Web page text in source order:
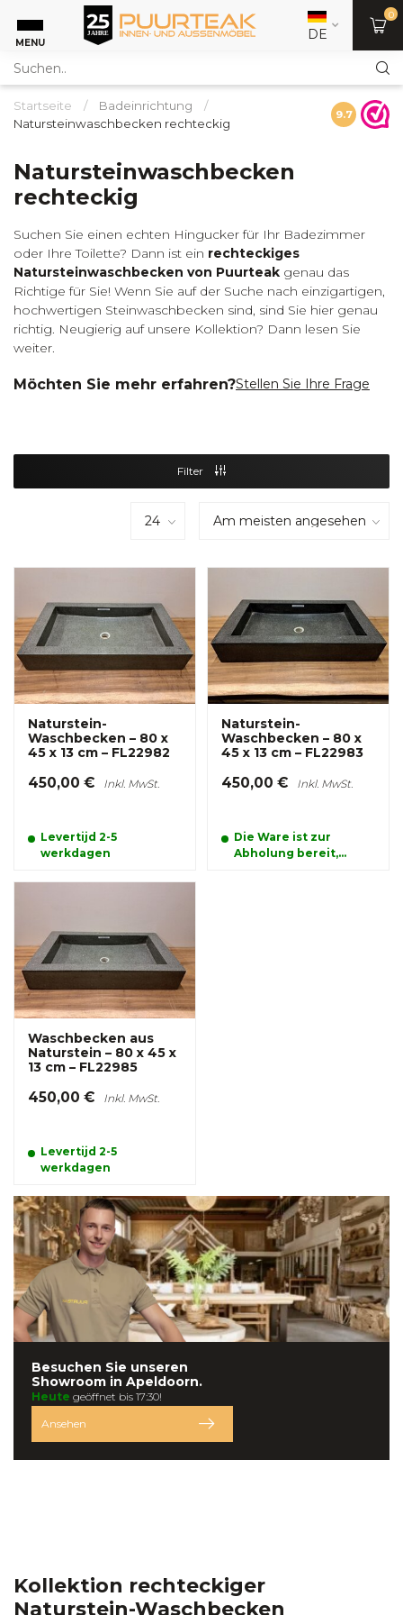
MENU DE
0
Startseite / Badeinrichtung
/
Natursteinwaschbecken rechteckig
9.7
Natursteinwaschbecken
rechteckig
Suchen Sie einen echten Hingucker für Ihr Badezimmer
oder Ihre Toilette? Dann ist ein rechteckiges
Natursteinwaschbecken von Puurteak genau das
Richtige für Sie! Wenn Sie auf der Suche nach einzigartigen,
hochwertigen Steinwaschbecken sind, sind Sie hier genau
richtig. Neugierig auf unsere Kollektion? Dann lesen Sie
weiter.
Möchten Sie mehr erfahren?Stellen Sie Ihre Frage
Filter
Naturstein-
Waschbecken – 80 x
45 x 13 cm – FL22982
450,00 € Inkl. MwSt.
Levertijd 2-5
werkdagen
Naturstein-
Waschbecken – 80 x
45 x 13 cm – FL22983
450,00 € Inkl. MwSt.
Die Ware ist zur
Abholung bereit,
Waschbecken aus
Naturstein – 80 x 45 x
13 cm – FL22985
450,00 € Inkl. MwSt.
Levertijd 2-5
werkdagen
Besuchen Sie unseren
Showroom in Apeldoorn.
Heute geöffnet bis 17:30!
Ansehen
Kollektion rechteckiger
Naturstein-Waschbecken